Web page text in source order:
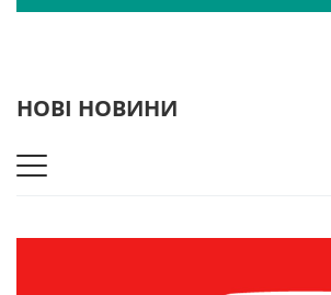
НОВІ НОВИНИ